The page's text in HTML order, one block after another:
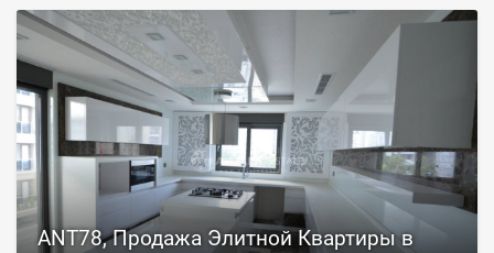
ANT78, Продажа Элитной Квартиры в